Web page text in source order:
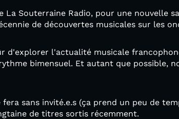
La Souterraine Radio, pour une nouvelle
de découvertes musicales sur les
d'explorer l'actualité musicale
bimensuel. Et autant que possible,
sans invité.e.s (ça prend un peu de
de titres sortis récemment.